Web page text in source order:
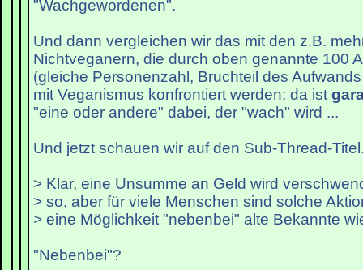
"Wachgewordenen".
Und dann vergleichen wir das mit den z.B.
Nichtveganern, die durch oben genannte 100
(gleiche Personenzahl, Bruchteil des
mit Veganismus konfrontiert werden: da ist
"eine oder andere" dabei, der "wach" wird ...
Und jetzt schauen wir auf den Sub-Thread-
> Klar, eine Unsumme an Geld wird
> so, aber für viele Menschen sind solche
> eine Möglichkeit "nebenbei" alte Bekannte
"Nebenbei"?